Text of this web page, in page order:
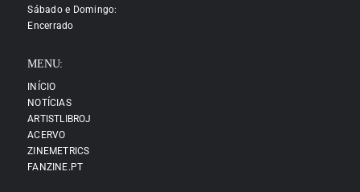
Sábado e Domingo:
Encerrado
MENU:
INÍCIO
NOTÍCIAS
ARTISTLIBROJ
ACERVO
ZINEMETRICS
FANZINE.PT